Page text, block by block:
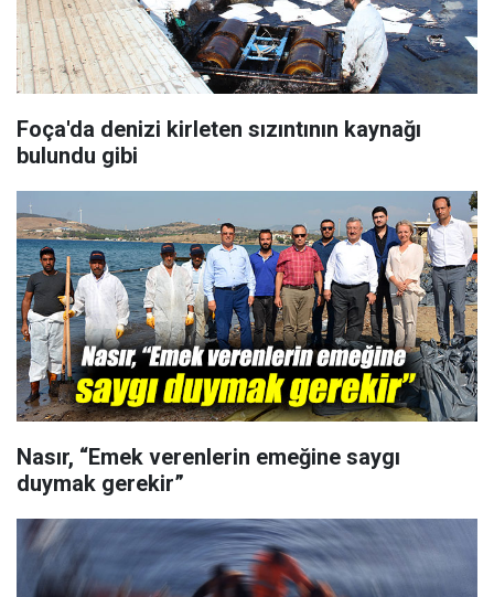
Foça'da denizi kirleten sızıntının kaynağı
bulundu gibi
Nasır, “Emek verenlerin emeğine saygı
duymak gerekir”